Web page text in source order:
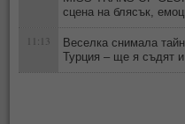
сцена на блясък,
11:13
Веселка снимала
Турция – ще я съдят и